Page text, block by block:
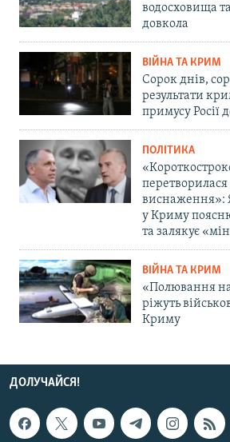
водосховища
довкола
ВІЙНА ТА КРИМ
Сорок днів,
результати
примусу Росії
ПОЛІТИКА
виснаження»:
у Криму
та залякує
ВІЙНА ТА КРИМ
«Полювання
ріжуть
Криму
ДОЛУЧАЙСЯ!